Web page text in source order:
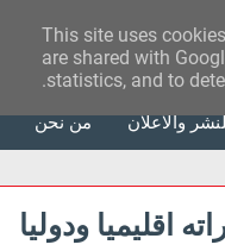
من نحن والاعلان
اقليميا ودوليا
This site uses
are shared with
statistics, and to